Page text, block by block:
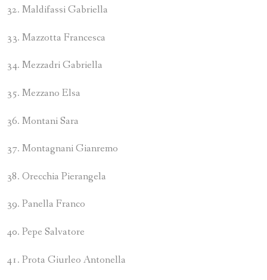
Maldifassi Gabriella
Mazzotta Francesca
Mezzadri Gabriella
Mezzano Elsa
Montani Sara
Montagnani Gianremo
Orecchia Pierangela
Panella Franco
Pepe Salvatore
Prota Giurleo Antonella